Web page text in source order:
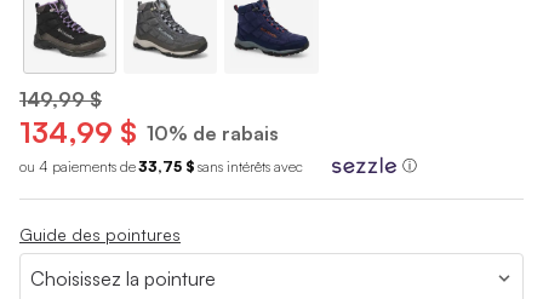
149,99 $
134,99 $ 10% de rabais
ou 4 paiements de33,75 $ sans intérêts avec ⓘ
Guide des pointures